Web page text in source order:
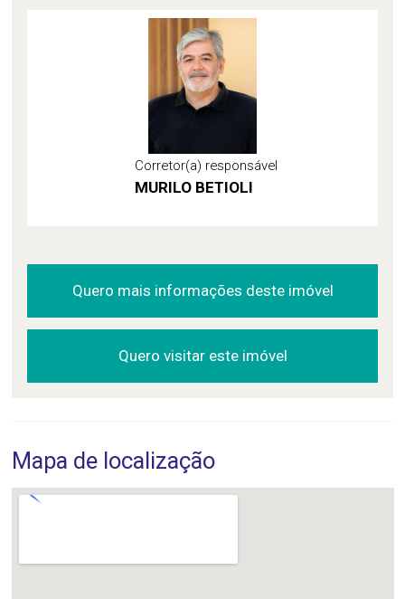
Corretor(a) responsável
MURILO BETIOLI
Quero mais informações deste imóvel
Quero visitar este imóvel
Mapa de localização